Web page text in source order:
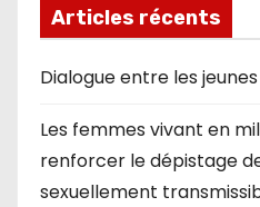
Articles récents
Dialogue entre les
Les femmes vivant en
renforcer le dépistage
sexuellement